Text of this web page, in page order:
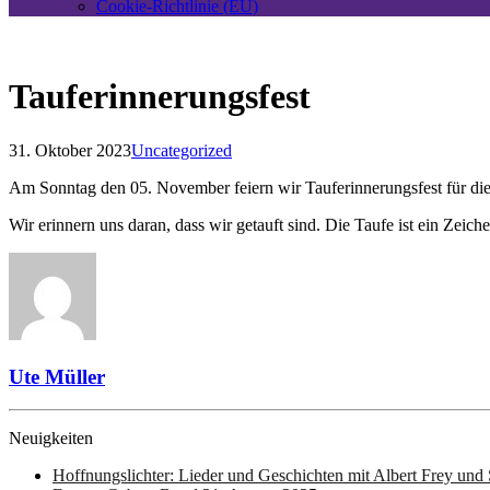
Cookie-Richtlinie (EU)
Tauferinnerungsfest
31. Oktober 2023Uncategorized
Am Sonntag den 05. November feiern wir Tauferinnerungsfest für
Wir erinnern uns daran, dass wir getauft sind. Die Taufe ist ein
Ute Müller
Neuigkeiten
Hoffnungslichter: Lieder und Geschichten mit Albert Frey und